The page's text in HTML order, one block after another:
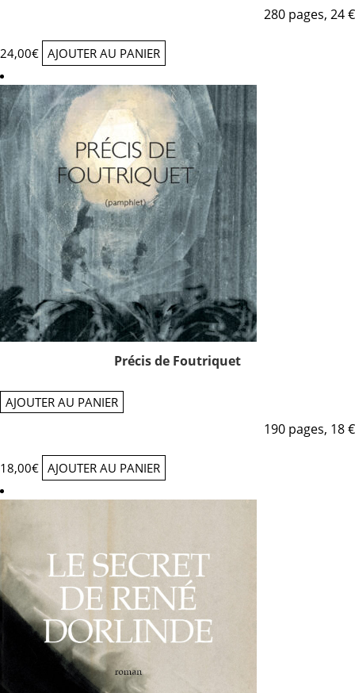
280 pages, 24 €
24,00€ AJOUTER AU PANIER
Précis de Foutriquet
AJOUTER AU PANIER
190 pages, 18 €
18,00€ AJOUTER AU PANIER